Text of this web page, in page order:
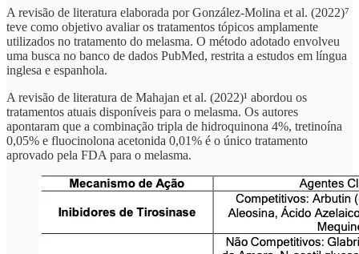
A revisão de literatura elaborada por González-Molina et al. (2022)⁷
teve como objetivo avaliar os tratamentos tópicos amplamente
utilizados no tratamento do melasma. O método adotado envolveu
uma busca no banco de dados PubMed, restrita a estudos em língua
inglesa e espanhola.
A revisão de literatura de Mahajan et al. (2022)¹ abordou os
tratamentos atuais disponíveis para o melasma. Os autores
apontaram que a combinação tripla de hidroquinona 4%, tretinoína
0,05% e fluocinolona acetonida 0,01% é o único tratamento
aprovado pela FDA para o melasma.